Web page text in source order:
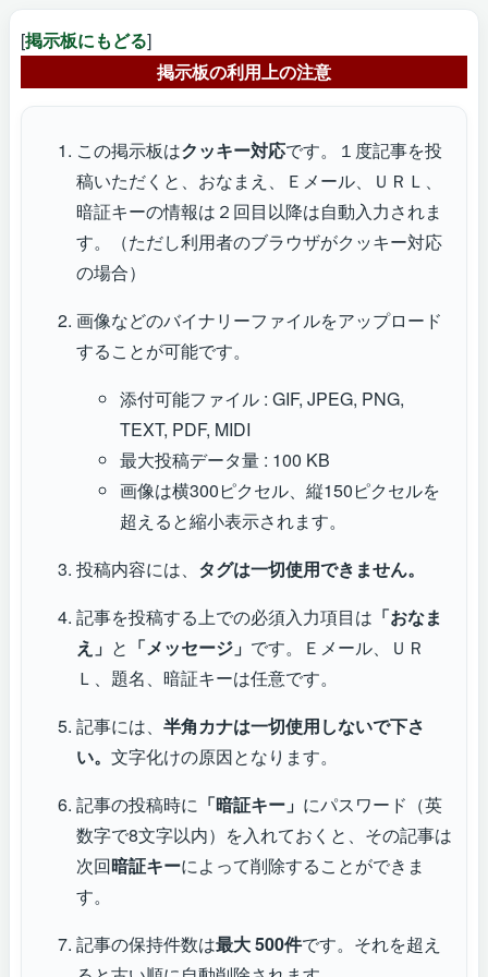
[掲示板にもどる]
掲示板の利用上の注意
この掲示板はクッキー対応です。１度記事を投
稿いただくと、おなまえ、Ｅメール、ＵＲＬ、
暗証キーの情報は２回目以降は自動入力されま
す。（ただし利用者のブラウザがクッキー対応
の場合）
画像などのバイナリーファイルをアップロード
することが可能です。
添付可能ファイル : GIF, JPEG, PNG,
TEXT, PDF, MIDI
最大投稿データ量 : 100 KB
画像は横300ピクセル、縦150ピクセルを
超えると縮小表示されます。
投稿内容には、 タグは一切使用できません。
記事を投稿する上での必須入力項目は 「おなま
え」 と 「メッセージ」 です。Ｅメール、ＵＲ
Ｌ、題名、暗証キーは任意です。
記事には、 半角カナは一切使用しないで下さ
い。 文字化けの原因となります。
記事の投稿時に 「暗証キー」 にパスワード（英
数字で8文字以内）を入れておくと、その記事は
次回暗証キーによって削除することができま
す。
記事の保持件数は最大 500件です。それを超え